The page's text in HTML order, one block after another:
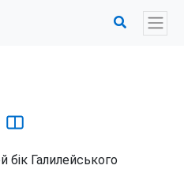
бік Галилейського